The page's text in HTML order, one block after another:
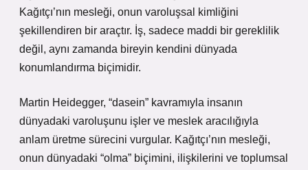
Kağıtçı’nın mesleği, onun varoluşsal kimliğini
şekillendiren bir araçtır. İş, sadece maddi bir gereklilik
değil, aynı zamanda bireyin kendini dünyada
konumlandırma biçimidir.
Martin Heidegger, “dasein” kavramıyla insanın
dünyadaki varoluşunu işler ve meslek aracılığıyla
anlam üretme sürecini vurgular. Kağıtçı’nın mesleği,
onun dünyadaki “olma” biçimini, ilişkilerini ve toplumsal